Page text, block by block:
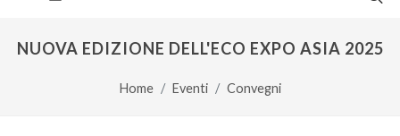
NUOVA EDIZIONE DELL'ECO EXPO ASIA 2025
Home Eventi Convegni